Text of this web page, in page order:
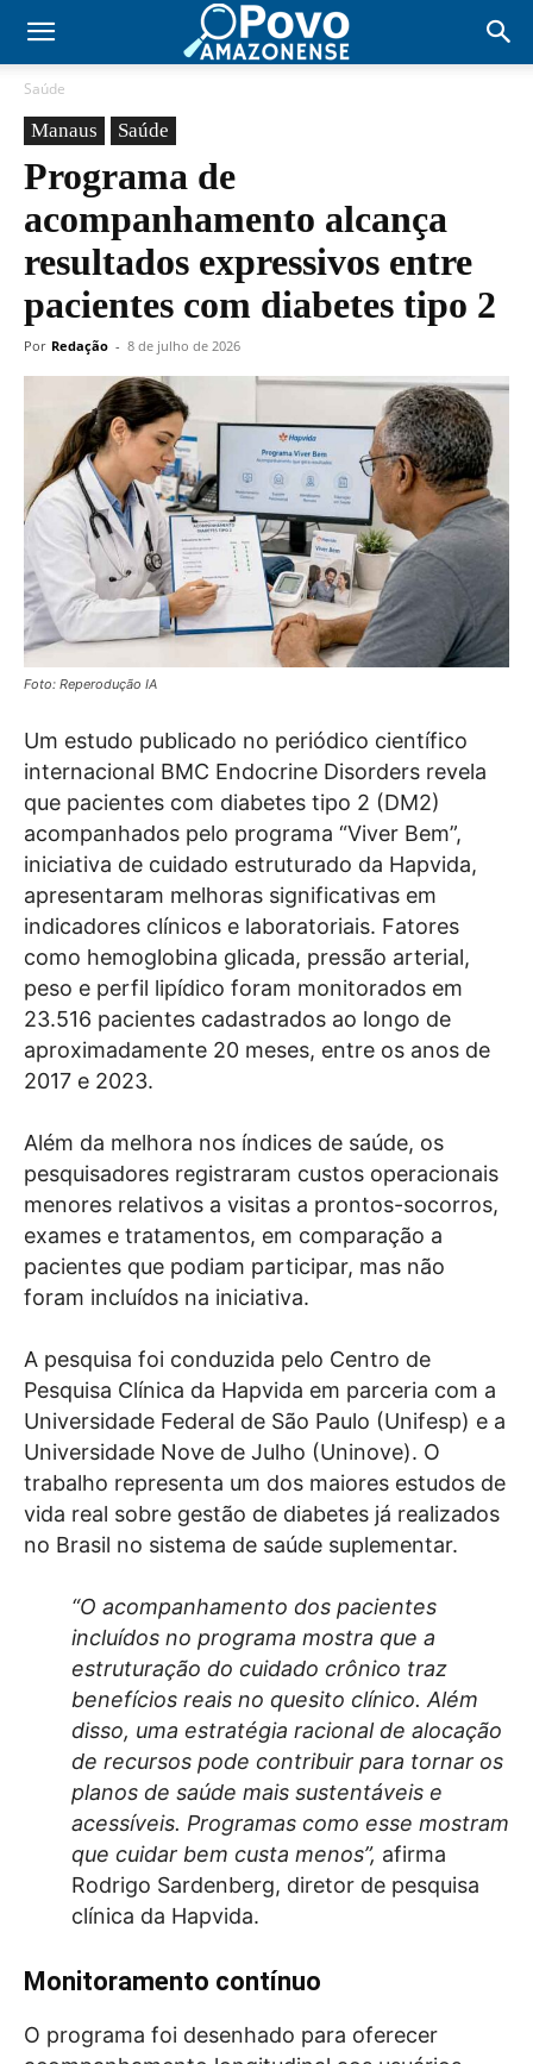
Saúde
Manaus Saúde
Programa de
acompanhamento alcança
resultados expressivos entre
pacientes com diabetes tipo 2
Por Redação - 8 de julho de 2026
Foto: Reperodução IA
Um estudo publicado no periódico científico
internacional BMC Endocrine Disorders revela
que pacientes com diabetes tipo 2 (DM2)
acompanhados pelo programa “Viver Bem”,
iniciativa de cuidado estruturado da Hapvida,
apresentaram melhoras significativas em
indicadores clínicos e laboratoriais. Fatores
como hemoglobina glicada, pressão arterial,
peso e perfil lipídico foram monitorados em
23.516 pacientes cadastrados ao longo de
aproximadamente 20 meses, entre os anos de
2017 e 2023.
Além da melhora nos índices de saúde, os
pesquisadores registraram custos operacionais
menores relativos a visitas a prontos-socorros,
exames e tratamentos, em comparação a
pacientes que podiam participar, mas não
foram incluídos na iniciativa.
A pesquisa foi conduzida pelo Centro de
Pesquisa Clínica da Hapvida em parceria com a
Universidade Federal de São Paulo (Unifesp) e a
Universidade Nove de Julho (Uninove). O
trabalho representa um dos maiores estudos de
vida real sobre gestão de diabetes já realizados
no Brasil no sistema de saúde suplementar.
“O acompanhamento dos pacientes
incluídos no programa mostra que a
estruturação do cuidado crônico traz
benefícios reais no quesito clínico. Além
disso, uma estratégia racional de alocação
de recursos pode contribuir para tornar os
planos de saúde mais sustentáveis e
acessíveis. Programas como esse mostram
que cuidar bem custa menos”, afirma
Rodrigo Sardenberg, diretor de pesquisa
clínica da Hapvida.
Monitoramento contínuo
O programa foi desenhado para oferecer